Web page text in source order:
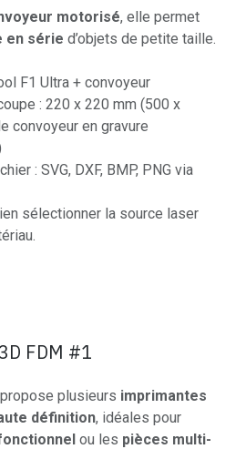
motorisé, elle permet
en série d’objets de petite taille.
F1 Ultra + convoyeur
: 220 x 220 mm (500 x
convoyeur en gravure
: SVG, DXF, BMP, PNG via
sélectionner la source laser
FDM #1
plusieurs imprimantes
définition, idéales pour
ou les pièces multi-